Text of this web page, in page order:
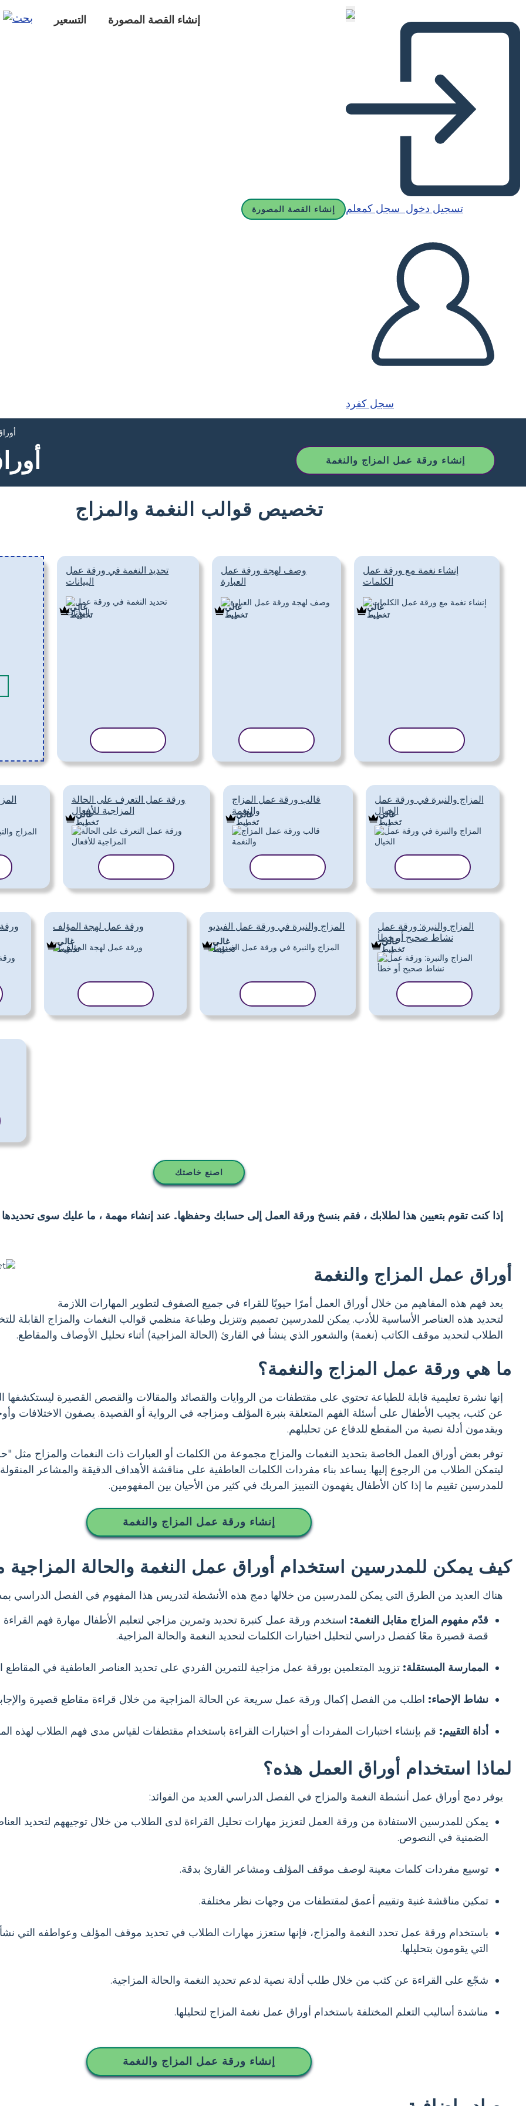
التسعير إنشاء القصة المصورة
إنشاء القصة المصورة تسجيل دخول سجل كمعلم
سجل كفرد
إنشاء ورقة عمل المزاج والنغمة
تخصيص قوالب النغمة والمزاج
تحديد النغمة في ورقة عمل
البيانات
غالي
تَخطِيط
وصف لهجة ورقة عمل
العبارة
غالي
تَخطِيط
إنشاء نغمة مع ورقة عمل
الكلمات
غالي
تَخطِيط
ورقة عمل التعرف على الحالة
المزاجية للأفعال
غالي
تَخطِيط
قالب ورقة عمل المزاج
والنغمة
غالي
تَخطِيط
المزاج والنبرة في ورقة عمل
الخيال
غالي
تَخطِيط
ورقة عمل لهجة المؤلف
غالي
تَخطِيط
المزاج والنبرة في ورقة عمل الفيديو
غالي
تَخطِيط
المزاج والنبرة: ورقة عمل
نشاط صحيح أو خطأ
غالي
تَخطِيط
اصنع خاصتك
إذا كنت تقوم بتعيين هذا لطلابك ، فقم بنسخ ورقة العمل إلى حسابك وحفظها. عند إنشاء مهمة ، ما عليك سوى
أوراق عمل المزاج والنغمة
يعد فهم هذه المفاهيم من خلال أوراق العمل أمرًا حيويًا للقراء في جميع الصفوف لتطوير المهارات اللازمة
لتحديد هذه العناصر الأساسية للأدب. يمكن للمدرسين تصميم وتنزيل وطباعة منظمي قوالب النغمات والمزاج القابلة
الطلاب لتحديد موقف الكاتب (نغمة) والشعور الذي ينشأ في القارئ (الحالة المزاجية) أثناء تحليل الأوصاف والمقاطع.
ما هي ورقة عمل المزاج والنغمة؟
إنها نشرة تعليمية قابلة للطباعة تحتوي على مقتطفات من الروايات والقصائد والمقالات والقصص القصيرة ليستكشفها
عن كثب، يجيب الأطفال على أسئلة الفهم المتعلقة بنبرة المؤلف ومزاجه في الرواية أو القصيدة. يصفون الاختلافات
ويقدمون أدلة نصية من المقطع للدفاع عن تحليلهم.
توفر بعض أوراق العمل الخاصة بتحديد النغمات والمزاج مجموعة من الكلمات أو العبارات ذات النغمات والمزاج مثل
ليتمكن الطلاب من الرجوع إليها. يساعد بناء مفردات الكلمات العاطفية على مناقشة الأهداف الدقيقة والمشاعر
للمدرسين تقييم ما إذا كان الأطفال يفهمون التمييز المربك في كثير من الأحيان بين المفهومين.
إنشاء ورقة عمل المزاج والنغمة
كيف يمكن للمدرسين استخدام أوراق عمل النغمة والحالة المزاجية
هناك العديد من الطرق التي يمكن للمدرسين من خلالها دمج هذه الأنشطة لتدريس هذا المفهوم في الفصل الدراسي
قدّم مفهوم المزاج مقابل النغمة: استخدم ورقة عمل كنبرة تحديد وتمرين مزاجي لتعليم الأطفال مهارة فهم القراءة
قصة قصيرة معًا كفصل دراسي لتحليل اختيارات الكلمات لتحديد النغمة والحالة المزاجية.
الممارسة المستقلة: تزويد المتعلمين بورقة عمل مزاجية للتمرين الفردي على تحديد العناصر العاطفية في المقاطع
نشاط الإحماء: اطلب من الفصل إكمال ورقة عمل سريعة عن الحالة المزاجية من خلال قراءة مقاطع قصيرة
أداة التقييم: قم بإنشاء اختبارات المفردات أو اختبارات القراءة باستخدام مقتطفات لقياس مدى فهم الطلاب لهذه
لماذا استخدام أوراق العمل هذه؟
يوفر دمج أوراق عمل أنشطة النغمة والمزاج في الفصل الدراسي العديد من الفوائد:
يمكن للمدرسين الاستفادة من ورقة العمل لتعزيز مهارات تحليل القراءة لدى الطلاب من خلال توجيههم لتحديد
الضمنية في النصوص.
توسيع مفردات كلمات معينة لوصف موقف المؤلف ومشاعر القارئ بدقة.
تمكين مناقشة غنية وتقييم أعمق لمقتطفات من وجهات نظر مختلفة.
باستخدام ورقة عمل تحدد النغمة والمزاج، فإنها ستعزز مهارات الطلاب في تحديد موقف المؤلف وعواطفه التي
التي يقومون بتحليلها.
شجّع على القراءة عن كثب من خلال طلب أدلة نصية لدعم تحديد النغمة والحالة المزاجية.
مناشدة أساليب التعلم المختلفة باستخدام أوراق عمل نغمة المزاج لتحليلها.
إنشاء ورقة عمل المزاج والنغمة